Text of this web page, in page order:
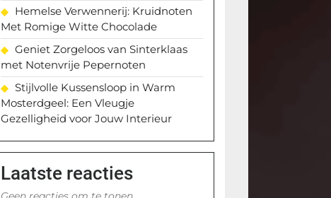
Hemelse Verwennerij: Kruidnoten
Met Romige Witte Chocolade
Geniet Zorgeloos van Sinterklaas
met Notenvrije Pepernoten
Stijlvolle Kussensloop in Warm
Mosterdgeel: Een Vleugje
Gezelligheid voor Jouw Interieur
Laatste reacties